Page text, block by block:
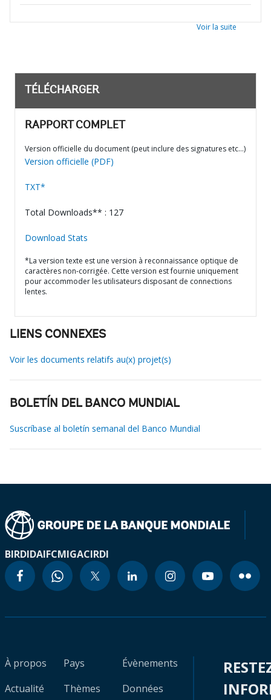
Voir la suite
TÉLÉCHARGER
RAPPORT COMPLET
Version officielle du document (peut inclure des signatures etc…)
Version officielle (PDF)
TXT*
Total Downloads** : 127
Download Stats
*La version texte est une version à reconnaissance optique de
caractères non-corrigée. Cette version est fournie uniquement
pour accommoder les utilisateurs disposant de connections
lentes.
LIENS CONNEXES
Voir les documents relatifs au(x) projet(s)
BOLETÍN DEL BANCO MUNDIAL
Suscríbase al boletín semanal del Banco Mundial
BIRDIDAIFCMIGACIRDI
À propos
Actualité
Pays
Thèmes
Évènements
Données